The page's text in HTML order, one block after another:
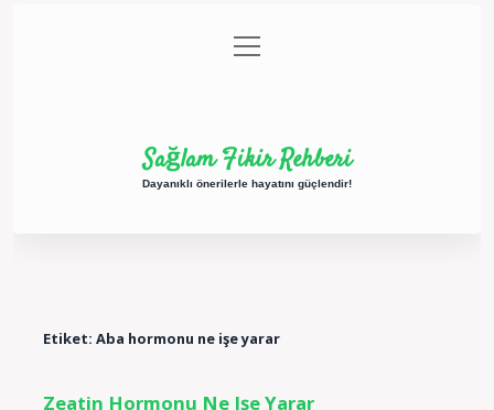
Gizlilik Politikası
menüyü
aç
Sağlam Fikir Rehberi
Dayanıklı önerilerle hayatını güçlendir!
Etiket: Aba hormonu ne işe yarar
Zeatin Hormonu Ne Işe Yarar